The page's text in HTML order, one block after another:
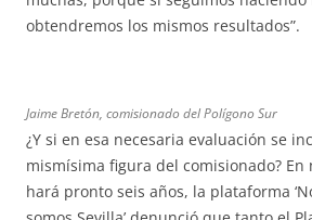
obtendremos los mismos resultados”.
Jaime Bretón, comisionado del Polígono Sur
¿Y si en esa necesaria evaluación se
mismísima figura del comisionado? En
hará pronto seis años, la plataforma